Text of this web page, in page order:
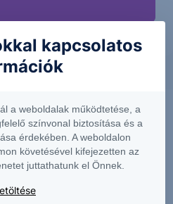
kapcsolatos
a weboldalak működtetése, a
színvonal biztosítása és a
érdekében. A weboldalon
követésével kifejezetten az
juttathatunk el Önnek.